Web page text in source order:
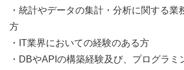
・統計やデータの集計・分析に関する業
方
・IT業界においての経験のある方
・DBやAPIの構築経験及び、プログラミ